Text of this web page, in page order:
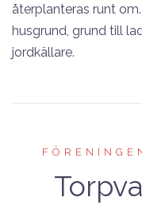
återplanteras runt
husgrund, grund till
jordkällare.